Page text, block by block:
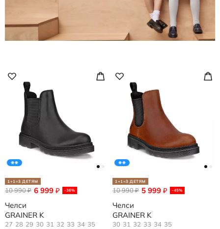
1+1=3 ДЕТЯМ
6 999 ₽ -36%
10 990₽
Челси
GRAINER K
27 28 29 30 31 32 33 34 35
1+1=3 ДЕТЯМ
5 999 ₽ -45%
10 990₽
Челси
GRAINER K
30 31 32 33 34 35